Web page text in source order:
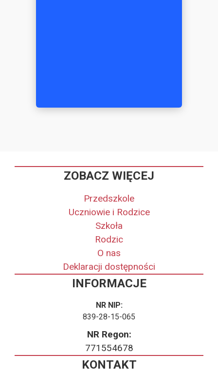
ZOBACZ WIĘCEJ
Przedszkole
Uczniowie i Rodzice
Szkoła
Rodzic
O nas
Deklaracji dostępności
INFORMACJE
NR NIP:
839-28-15-065
NR Regon:
771554678
KONTAKT